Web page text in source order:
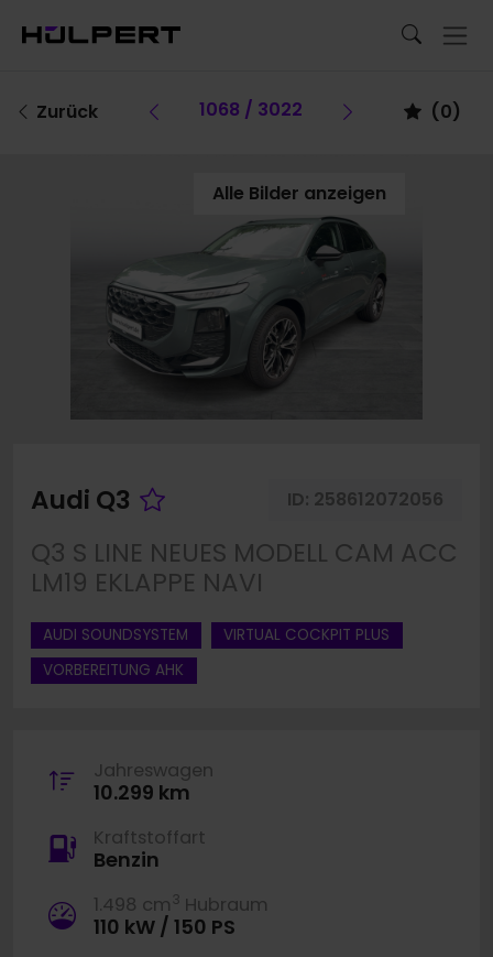
Zurück Vorheriges Fahrzeug
1068 / 3022 Vorheriges
(0)
Alle Bilder anzeigen
Audi Q3 Fahrzeug merken
ID: 258612072056
Q3 S LINE NEUES MODELL CAM ACC
LM19 EKLAPPE NAVI
AUDI SOUNDSYSTEM
VIRTUAL COCKPIT PLUS
VORBEREITUNG AHK
Jahreswagen
10.299 km
Kraftstoffart
Benzin
1.498 cm 3 Hubraum
110 kW / 150 PS